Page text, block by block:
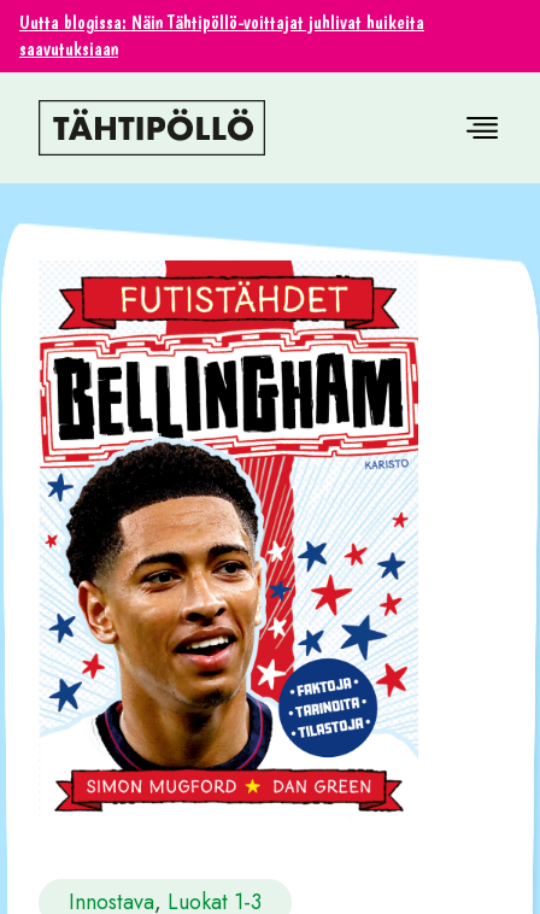
Uutta blogissa: Näin Tähtipöllö-voittajat juhlivat huikeita
saavutuksiaan
Innostava, Luokat 1-3